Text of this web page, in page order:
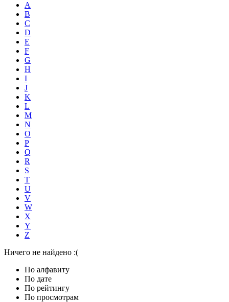
A
B
C
D
E
F
G
H
I
J
K
L
M
N
O
P
Q
R
S
T
U
V
W
X
Y
Z
Ничего не найдено :(
По алфавиту
По дате
По рейтингу
По просмотрам